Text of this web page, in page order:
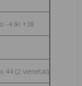
-4 iki +38
44 (2 vienetai)